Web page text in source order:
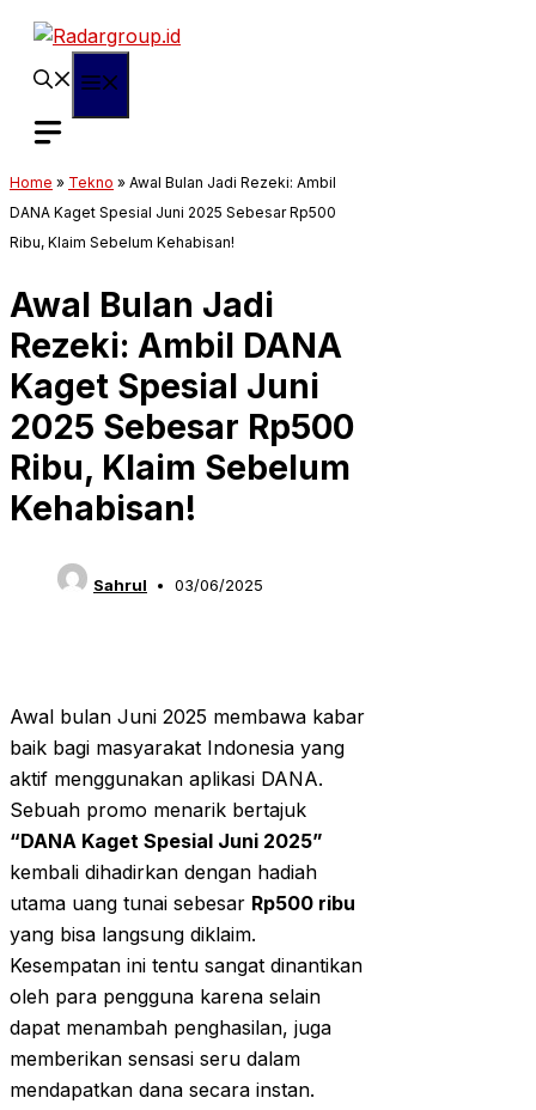
Langsung
Home » Tekno » Awal Bulan Jadi Rezeki: Ambil
DANA Kaget Spesial Juni 2025 Sebesar Rp500
Ribu, Klaim Sebelum Kehabisan!
Awal Bulan Jadi
Rezeki: Ambil DANA
Kaget Spesial Juni
2025 Sebesar Rp500
Ribu, Klaim Sebelum
Kehabisan!
Sahrul 03/06/2025
Awal bulan Juni 2025 membawa kabar
baik bagi masyarakat Indonesia yang
aktif menggunakan aplikasi DANA.
Sebuah promo menarik bertajuk
“DANA Kaget Spesial Juni 2025”
kembali dihadirkan dengan hadiah
utama uang tunai sebesar Rp500 ribu
yang bisa langsung diklaim.
Kesempatan ini tentu sangat dinantikan
oleh para pengguna karena selain
dapat menambah penghasilan, juga
memberikan sensasi seru dalam
mendapatkan dana secara instan.